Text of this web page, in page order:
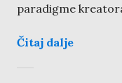
paradigme
Čitaj dalje